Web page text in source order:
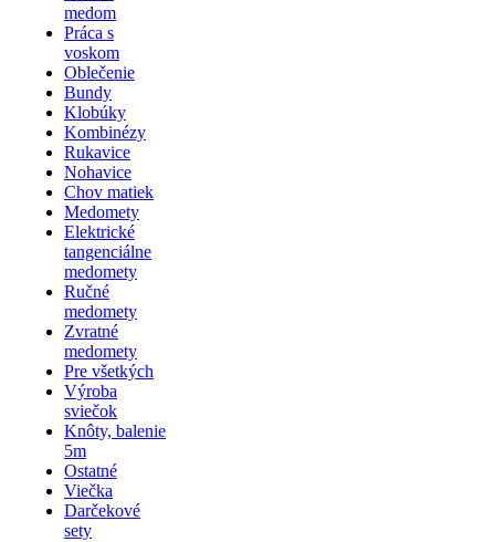
medom
Práca s
voskom
Oblečenie
Bundy
Klobúky
Kombinézy
Rukavice
Nohavice
Chov matiek
Medomety
Elektrické
tangenciálne
medomety
Ručné
medomety
Zvratné
medomety
Pre všetkých
Výroba
sviečok
Knôty, balenie
5m
Ostatné
Viečka
Darčekové
sety